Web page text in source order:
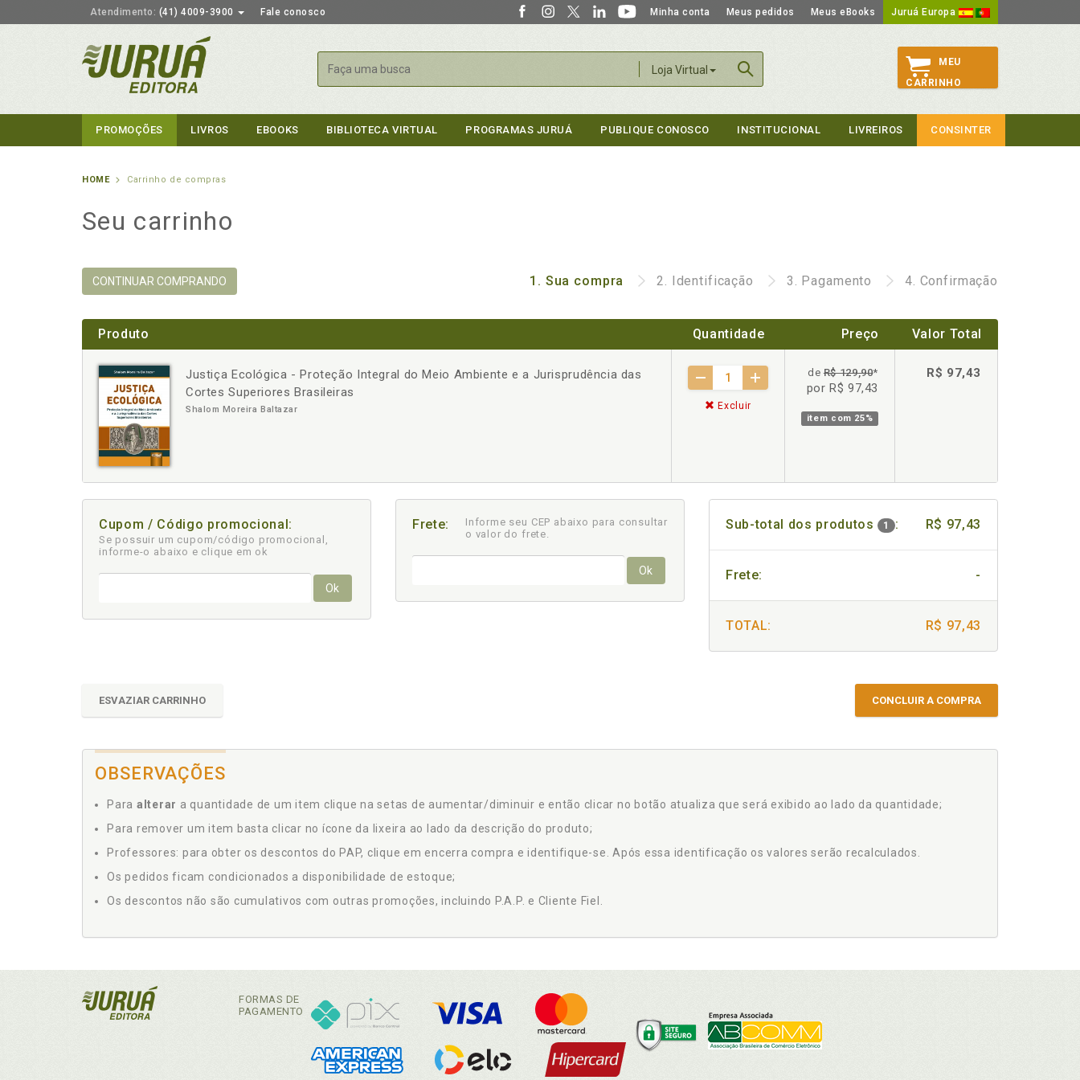
Atendimento: (41) 4009-3900 Fale conosco Minha conta Meus pedidos Meus eBooks Juruá Europa
Loja Virtual
Buscar
MEU
CARRINHO
PROMOÇÕES LIVROS EBOOKS BIBLIOTECA VIRTUAL PROGRAMAS JURUÁ PUBLIQUE CONOSCO INSTITUCIONAL LIVREIROS CONSINTER
HOME Carrinho de compras
Seu carrinho
CONTINUAR COMPRANDO 1. Sua compra 2. Identificação 3. Pagamento 4. Confirmação
Produto Quantidade Preço Valor Total
Justiça Ecológica - Proteção Integral do Meio Ambiente e a Jurisprudência das
Cortes Superiores Brasileiras
Shalom Moreira Baltazar
- +
Excluir
deR$ 129,90*
por R$ 97,43
item com 25%
R$ 97,43
Cupom / Código promocional:
Se possuir um cupom/código promocional,
informe-o abaixo e clique em ok
Ok
Frete:
Informe seu CEP abaixo para consultar
o valor do frete.
Ok
Sub-total dos produtos 1 : R$ 97,43
Frete: -
TOTAL: R$ 97,43
ESVAZIAR CARRINHO CONCLUIR A COMPRA
OBSERVAÇÕES
Para alterar a quantidade de um item clique na setas de aumentar/diminuir e então clicar no botão atualiza que será exibido ao lado da quantidade;
Para remover um item basta clicar no ícone da lixeira ao lado da descrição do produto;
Professores: para obter os descontos do PAP, clique em encerra compra e identifique-se. Após essa identificação os valores serão recalculados.
Os pedidos ficam condicionados a disponibilidade de estoque;
Os descontos não são cumulativos com outras promoções, incluindo P.A.P. e Cliente Fiel.
FORMAS DE
PAGAMENTO